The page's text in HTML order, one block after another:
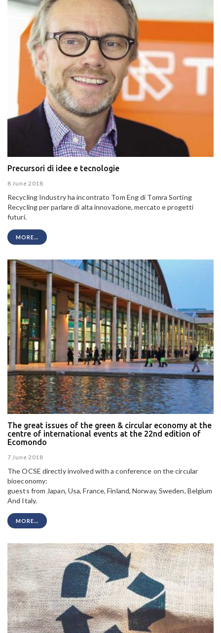
Precursori di idee e tecnologie
8 June 2018
Recycling Industry ha incontrato Tom Eng di Tomra Sorting
Recycling per parlare di alta innovazione, mercato e progetti
futuri.
MORE...
The great issues of the green & circular economy at the
centre of international events at the 22nd edition of
Ecomondo
7 June 2018
The OCSE directly involved with a conference on the circular
bioeconomy:
guests from Japan, Usa, France, Finland, Norway, Sweden, Belgium
And Italy.
MORE...